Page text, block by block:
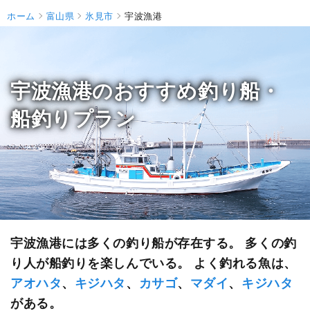
ホーム 富山県 氷見市 宇波漁港
宇波漁港のおすすめ釣り船・
船釣りプラン
宇波漁港には多くの釣り船が存在する。 多くの釣
り人が船釣りを楽しんでいる。 よく釣れる魚は、
アオハタ、 キジハタ 、 カサゴ、 マダイ、 キジハタ
がある。